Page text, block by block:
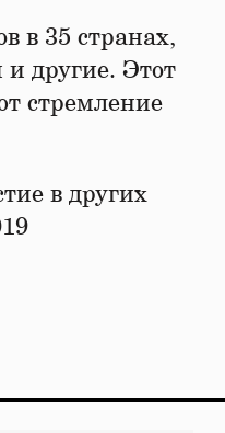
в 35 странах,
другие. Этот
стремление
в других